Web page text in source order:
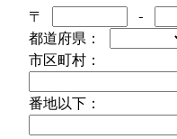
〒
-
都道府県：
市区町村：
番地以下：